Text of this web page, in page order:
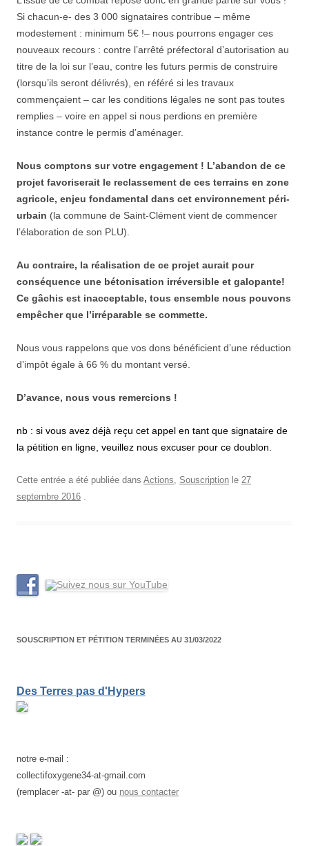
Si chacun-e- des 3 000 signataires contribue – même
modestement : minimum 5€ !– nous pourrons engager ces
nouveaux recours : contre l’arrêté préfectoral d’autorisation au
titre de la loi sur l’eau, contre les futurs permis de construire
(lorsqu’ils seront délivrés), en référé si les travaux
commençaient – car les conditions légales ne sont pas toutes
remplies – voire en appel si nous perdions en première
instance contre le permis d’aménager.
Nous comptons sur votre engagement ! L’abandon de ce
projet favoriserait le reclassement de ces terrains en zone
agricole, enjeu fondamental dans cet environnement péri-
urbain (la commune de Saint-Clément vient de commencer
l’élaboration de son PLU).
Au contraire, la réalisation de ce projet aurait pour
conséquence une bétonisation irréversible et galopante!
Ce gâchis est inacceptable, tous ensemble nous pouvons
empêcher que l’irréparable se commette.
Nous vous rappelons que vos dons bénéficient d’une réduction
d’impôt égale à 66 % du montant versé.
D’avance, nous vous remercions !
nb : si vous avez déjà reçu cet appel en tant que signataire de
la pétition en ligne, veuillez nous excuser pour ce doublon.
Cette entrée a été publiée dans Actions, Souscription le 27
septembre 2016 .
SOUSCRIPTION ET PÉTITION TERMINÉES AU 31/03/2022
Des Terres pas d'Hypers
notre e-mail :
collectifoxygene34-at-gmail.com
(remplacer -at- par @) ou nous contacter